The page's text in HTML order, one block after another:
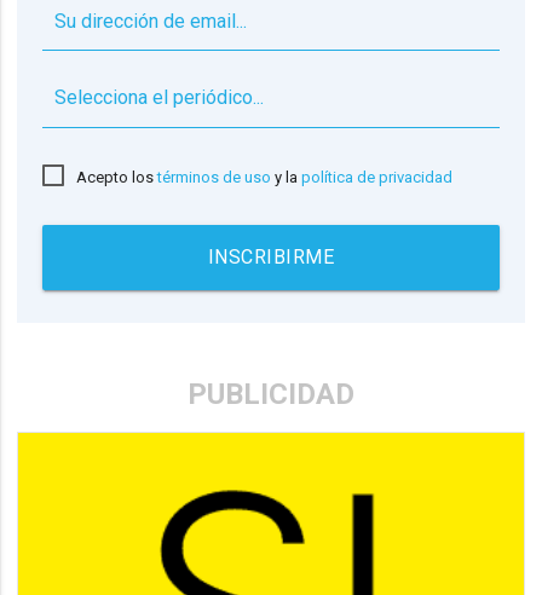
Acepto lostérminos de uso y lapolítica de privacidad
INSCRIBIRME
PUBLICIDAD